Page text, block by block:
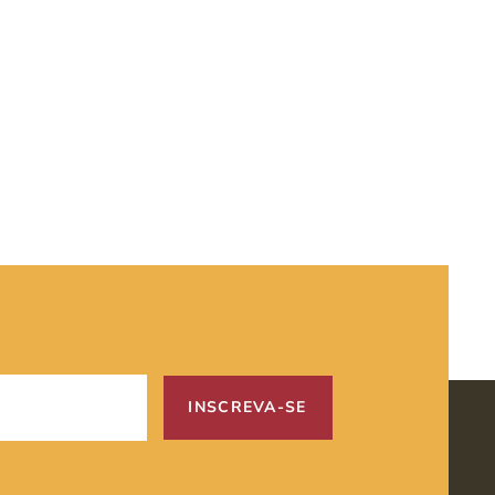
INSCREVA-SE